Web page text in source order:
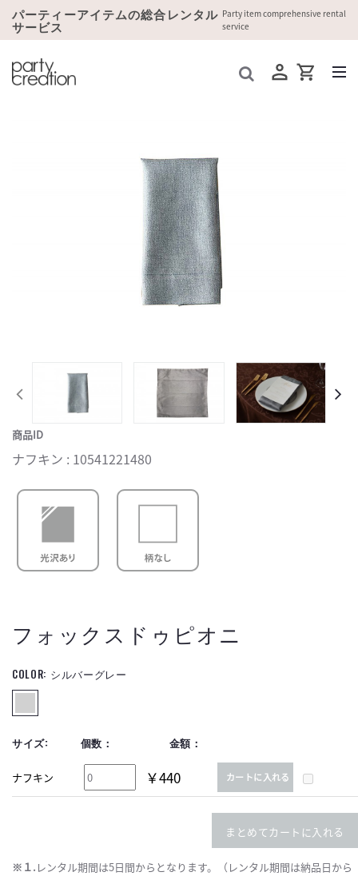
パーティーアイテムの総合レンタル
サービス
Party item comprehensive rental
service
商品ID
ナフキン : 10541221480
フォックスドゥピオニ
COLOR: シルバーグレー
サイズ: 個数： 金額：
ナフキン ￥440 カートに入れる
まとめてカートに入れる
※１. レンタル期間は5日間からとなります。（レンタル期間は納品日から